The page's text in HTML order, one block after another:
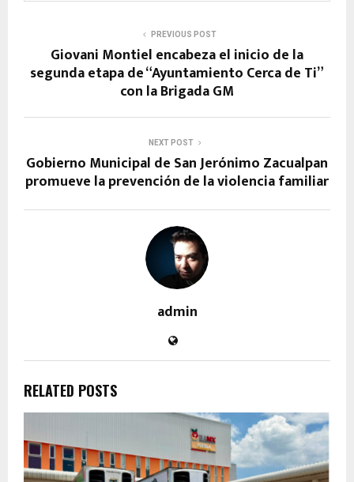
PREVIOUS POST
Giovani Montiel encabeza el inicio de la
segunda etapa de “Ayuntamiento Cerca de Ti”
con la Brigada GM
NEXT POST
Gobierno Municipal de San Jerónimo Zacualpan
promueve la prevención de la violencia familiar
admin
RELATED POSTS